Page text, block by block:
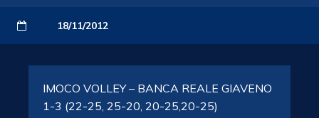
18/11/2012
IMOCO VOLLEY – BANCA REALE GIAVENO
1-3 (22-25, 25-20, 20-25,20-25)